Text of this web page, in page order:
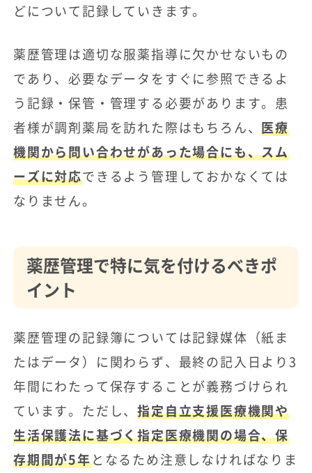
どについて記録していきます。
薬歴管理は適切な服薬指導に欠かせないもの
であり、必要なデータをすぐに参照できるよ
う記録・保管・管理する必要があります。患
者様が調剤薬局を訪れた際はもちろん、医療
機関から問い合わせがあった場合にも、スム
ーズに対応できるよう管理しておかなくては
なりません。
薬歴管理で特に気を付けるべきポ
イント
薬歴管理の記録簿については記録媒体（紙ま
たはデータ）に関わらず、最終の記入日より3
年間にわたって保存することが義務づけられ
ています。ただし、指定自立支援医療機関や
生活保護法に基づく指定医療機関の場合、保
存期間が5年となるため注意しなければなりま